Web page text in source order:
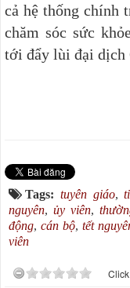
cả hệ thống chính
chăm sóc sức
tới đẩy lùi đại dịch
Tags: tuyên giáo,
nguyên,ủy viên,
động, cán bộ, tết
viên